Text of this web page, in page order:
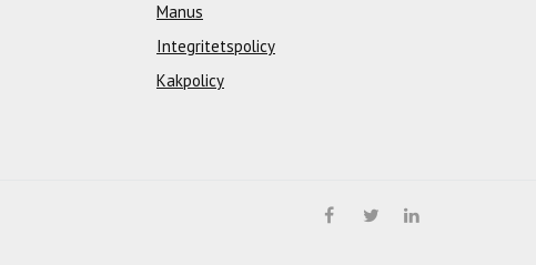
Manus
Integritetspolicy
Kakpolicy